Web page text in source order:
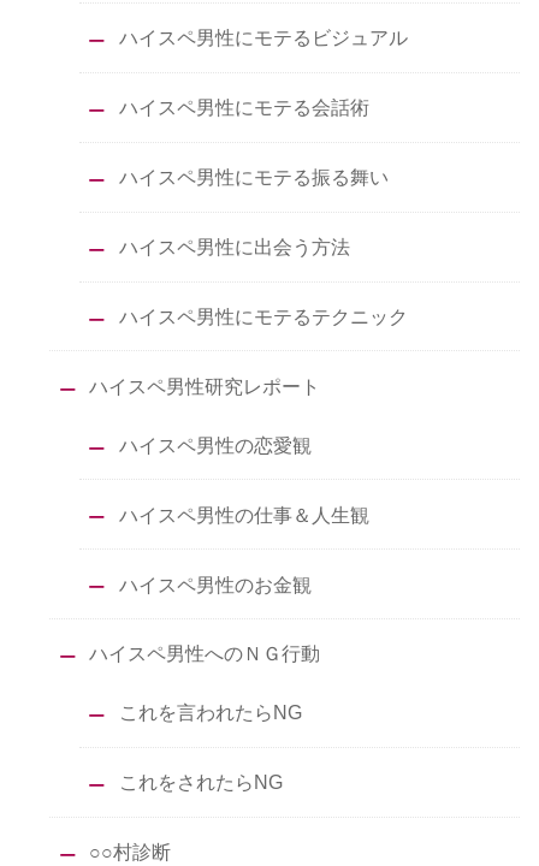
ハイスペ男性にモテるビジュアル
ハイスペ男性にモテる会話術
ハイスペ男性にモテる振る舞い
ハイスペ男性に出会う方法
ハイスペ男性にモテるテクニック
ハイスペ男性研究レポート
ハイスペ男性の恋愛観
ハイスペ男性の仕事＆人生観
ハイスペ男性のお金観
ハイスペ男性へのＮＧ行動
これを言われたらNG
これをされたらNG
○○村診断